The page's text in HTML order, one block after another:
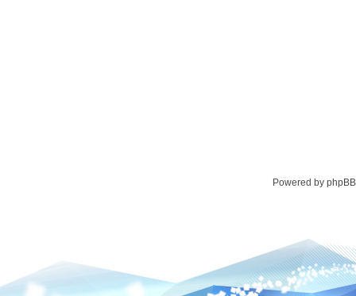
Powered by